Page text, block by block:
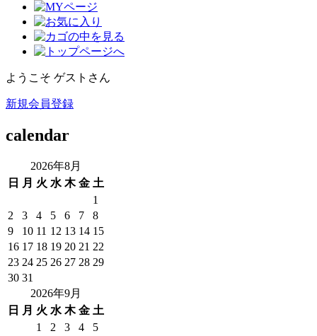
ようこそ ゲストさん
新規会員登録
calendar
2026年8月
日
月 火 水 木 金 土
1
2
3 4 5 6 7
8
9
10 11 12 13 14 15
16 17 18 19 20 21 22
23 24 25 26 27 28 29
30 31
2026年9月
日
月 火 水 木 金 土
1
2 3 4
5